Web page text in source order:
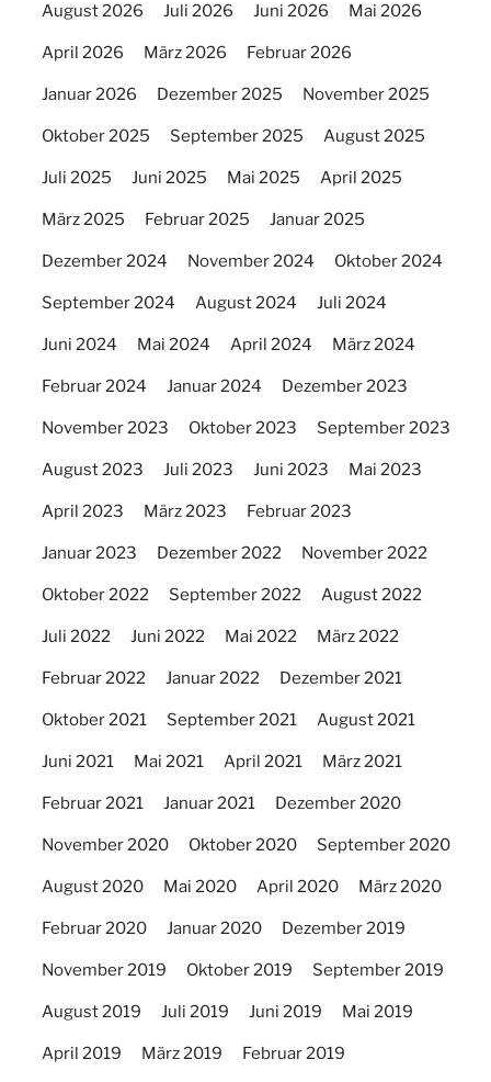
August 2026 Juli 2026 Juni 2026 Mai 2026
April 2026 März 2026 Februar 2026
Januar 2026 Dezember 2025 November 2025
Oktober 2025 September 2025 August 2025
Juli 2025 Juni 2025 Mai 2025 April 2025
März 2025 Februar 2025 Januar 2025
Dezember 2024 November 2024 Oktober 2024
September 2024 August 2024 Juli 2024
Juni 2024 Mai 2024 April 2024 März 2024
Februar 2024 Januar 2024 Dezember 2023
November 2023 Oktober 2023 September 2023
August 2023 Juli 2023 Juni 2023 Mai 2023
April 2023 März 2023 Februar 2023
Januar 2023 Dezember 2022 November 2022
Oktober 2022 September 2022 August 2022
Juli 2022 Juni 2022 Mai 2022 März 2022
Februar 2022 Januar 2022 Dezember 2021
Oktober 2021 September 2021 August 2021
Juni 2021 Mai 2021 April 2021 März 2021
Februar 2021 Januar 2021 Dezember 2020
November 2020 Oktober 2020 September 2020
August 2020 Mai 2020 April 2020 März 2020
Februar 2020 Januar 2020 Dezember 2019
November 2019 Oktober 2019 September 2019
August 2019 Juli 2019 Juni 2019 Mai 2019
April 2019 März 2019 Februar 2019